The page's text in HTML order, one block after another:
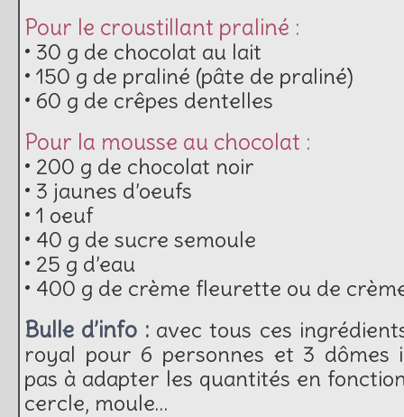
Pour le croustillant praliné :
• 30 g de chocolat au lait
• 150 g de praliné (pâte de praliné)
• 60 g de crêpes dentelles
Pour la mousse au chocolat :
• 200 g de chocolat noir
• 3 jaunes d’oeufs
• 1 oeuf
• 40 g de sucre semoule
• 25 g d’eau
• 400 g de crème fleurette ou de
Bulle d’info : avec tous ces
royal pour 6 personnes et 3 dômes
pas à adapter les quantités en
cercle, moule…